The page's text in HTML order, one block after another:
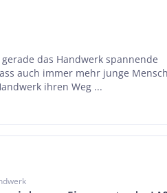
das Handwerk spannende
auch immer mehr junge
ihren Weg ...